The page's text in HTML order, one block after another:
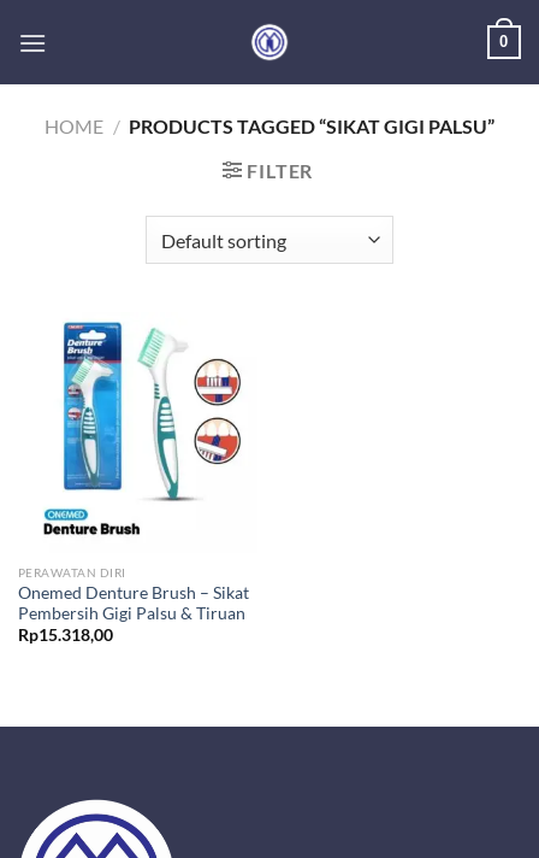
0
HOME / PRODUCTS TAGGED “SIKAT GIGI PALSU”
FILTER
PERAWATAN DIRI
Onemed Denture Brush – Sikat
Pembersih Gigi Palsu & Tiruan
Rp15.318,00